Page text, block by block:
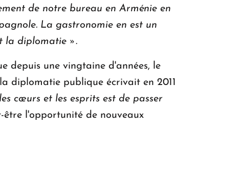
de notre bureau en Arménie en
La gastronomie en est un
la diplomatie ».
depuis une vingtaine d'années, le
diplomatie publique écrivait en 2011
cœurs et les esprits est de passer
être l'opportunité de nouveaux